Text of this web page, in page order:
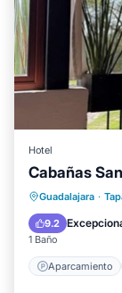
Hotel
Cabañas
Guadalajara ·
9.2
1 Baño
Aparcamiento